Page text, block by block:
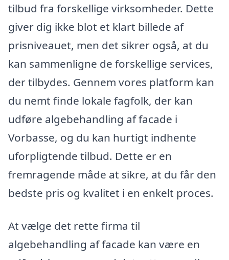
tilbud fra forskellige virksomheder. Dette
giver dig ikke blot et klart billede af
prisniveauet, men det sikrer også, at du
kan sammenligne de forskellige services,
der tilbydes. Gennem vores platform kan
du nemt finde lokale fagfolk, der kan
udføre algebehandling af facade i
Vorbasse, og du kan hurtigt indhente
uforpligtende tilbud. Dette er en
fremragende måde at sikre, at du får den
bedste pris og kvalitet i en enkelt proces.
At vælge det rette firma til
algebehandling af facade kan være en